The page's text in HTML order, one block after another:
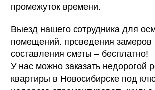
промежуток времени.
Выезд нашего сотрудника для
помещений, проведения замеров
составления сметы – бесплатно!
У нас можно заказать недорогой
квартиры в Новосибирске под